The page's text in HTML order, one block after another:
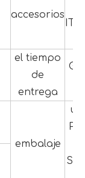
accesorios
el tiempo
de
entrega
embalaje
Se